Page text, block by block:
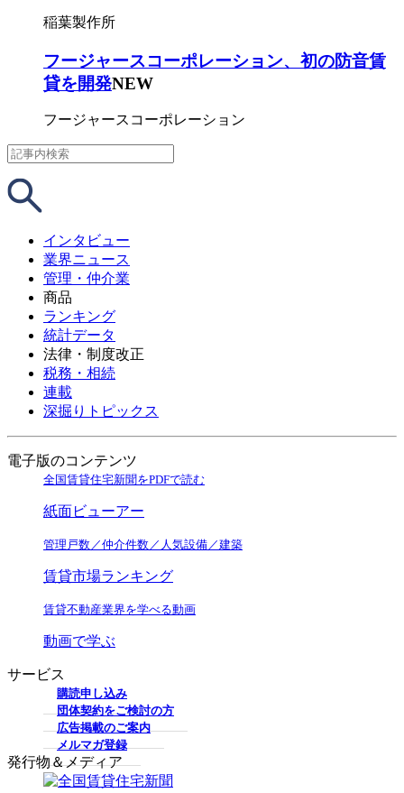
稲葉製作所
フージャースコーポレーション、初の防音賃
貸を開発NEW
フージャースコーポレーション
インタビュー
業界ニュース
管理・仲介業
商品
ランキング
統計データ
法律・制度改正
税務・相続
連載
深掘りトピックス
電子版のコンテンツ
全国賃貸住宅新聞をPDFで読む
紙面ビューアー
管理戸数／仲介件数／人気設備／建築
賃貸市場ランキング
賃貸不動産業界を学べる動画
動画で学ぶ
サービス
購読申し込み
団体契約をご検討の方
広告掲載のご案内
メルマガ登録
発行物＆メディア